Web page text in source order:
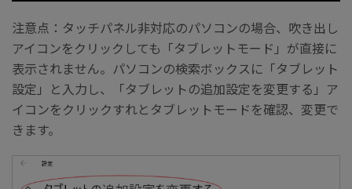
注意点：タッチパネル非対応のパソコンの場合、吹き出し
アイコンをクリックしても「タブレットモード」が直接に
表示されません。パソコンの検索ボックスに「タブレット
設定」と入力し、「タブレットの追加設定を変更する」ア
イコンをクリックすれとタブレットモードを確認、変更で
きます。